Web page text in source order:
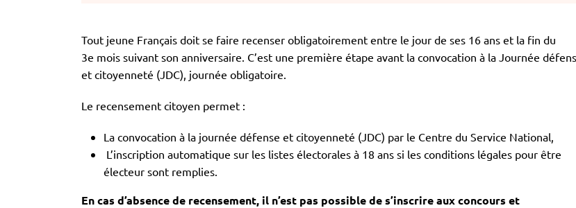
Tout jeune Français doit se faire recenser obligatoirement entre le jour de ses 16 ans et la fin du
3e mois suivant son anniversaire. C’est une première étape avant la convocation à la Journée
et citoyenneté (JDC), journée obligatoire.
Le recensement citoyen permet :
La convocation à la journée défense et citoyenneté (JDC) par le Centre du Service National,
L’inscription automatique sur les listes électorales à 18 ans si les conditions légales pour être
électeur sont remplies.
En cas d’absence de recensement, il n’est pas possible de s’inscrire aux concours et